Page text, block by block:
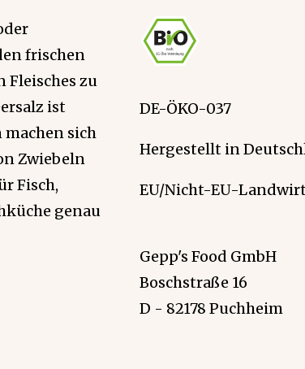
frischen
Fleisches zu
ist
machen sich
Zwiebeln
Fisch,
genau
DE-ÖKO-037
Hergestellt in
EU/Nicht-EU-
Gepp's Food GmbH
Boschstraße 16
D - 82178 Puchheim